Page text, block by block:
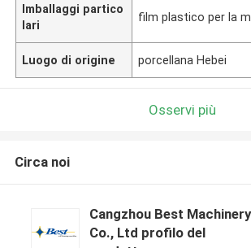
Imballaggi partico
lari
film plastico per la
Luogo di origine porcellana Hebei
Osservi più
Circa noi
Cangzhou Best Machinery
Co., Ltd profilo del